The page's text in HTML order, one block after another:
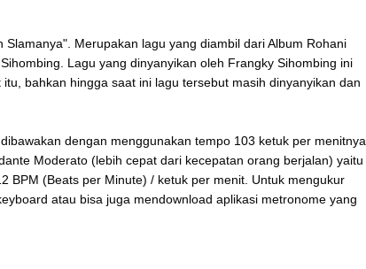
Slamanya". Merupakan lagu yang diambil dari Album Rohani
Lagu yang dinyanyikan oleh Frangky Sihombing ini
bahkan hingga saat ini lagu tersebut masih dinyanyikan dan
dengan menggunakan tempo 103 ketuk per menitnya.
Moderato (lebih cepat dari kecepatan orang berjalan) yaitu
BPM (Beats per Minute) / ketuk per menit. Untuk mengukur
atau bisa juga mendownload aplikasi metronome yang